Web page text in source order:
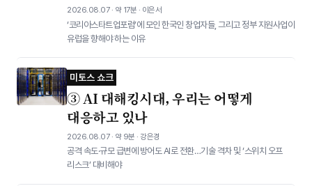
2026.08.07 · 약 17분 · 이은서
‘코리아스타트업포럼’에 모인 한국인 창업자들, 그리고 정부 지원사업이
유럽을 향해야 하는 이유
미토스 쇼크
③ AI 대해킹시대, 우리는 어떻게
대응하고 있나
2026.08.07 · 약 9분 · 강은경
공격 속도·규모 급변에 방어도 AI로 전환…기술 격차 및 ‘스위치 오프
리스크’ 대비해야